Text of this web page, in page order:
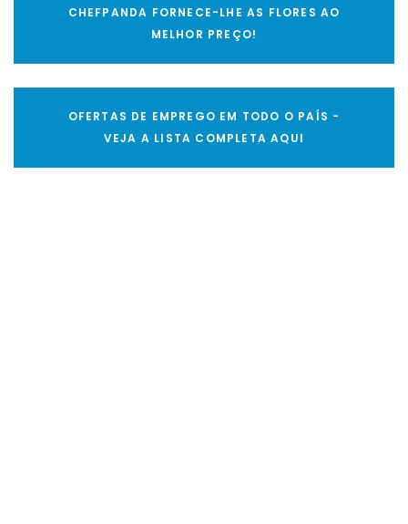
CHEFPANDA FORNECE-LHE AS FLORES AO
MELHOR PREÇO!
OFERTAS DE EMPREGO EM TODO O PAÍS -
VEJA A LISTA COMPLETA AQUI